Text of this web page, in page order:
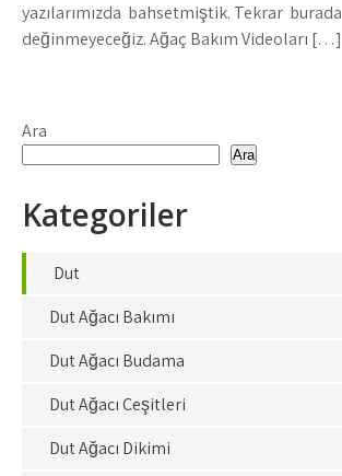
yazılarımızda bahsetmiştik. Tekrar burada
değinmeyeceğiz. Ağaç Bakım Videoları […]
Ara
Ara
Kategoriler
Dut
Dut Ağacı Bakımı
Dut Ağacı Budama
Dut Ağacı Çeşitleri
Dut Ağacı Dikimi